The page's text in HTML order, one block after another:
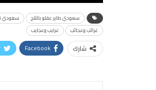
سعودي طاير عقلو بالثلج سعودي
غرائب وعجائب
غرايب وعجايب
شارك Facebook